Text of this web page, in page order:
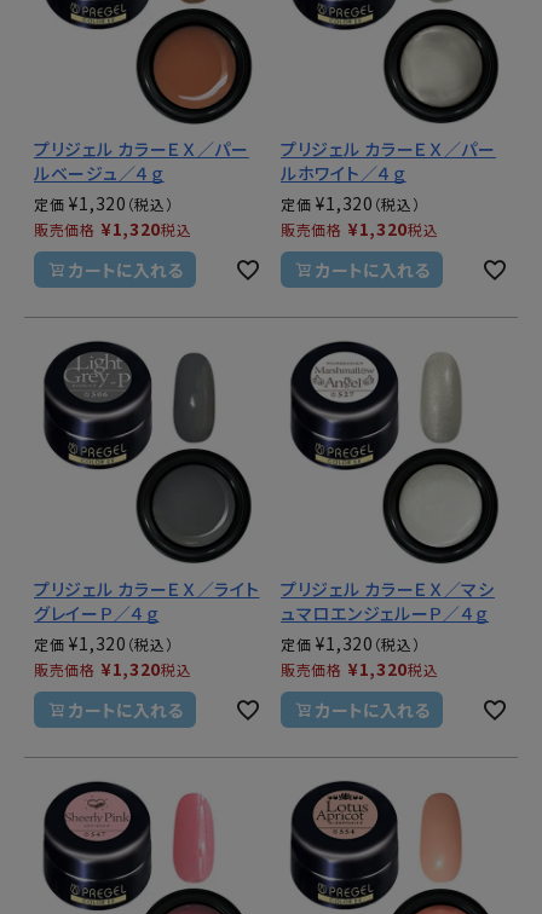
プリジェル カラーＥＸ／パー
ルベージュ／４ｇ
定価 ¥1,320
販売価格 ¥1,320税込
カートに入れる
プリジェル カラーＥＸ／パー
ルホワイト／４ｇ
定価 ¥1,320
販売価格 ¥1,320税込
カートに入れる
プリジェル カラーＥＸ／ライト
グレイーＰ／４ｇ
定価 ¥1,320
販売価格 ¥1,320税込
カートに入れる
プリジェル カラーＥＸ／マシ
ュマロエンジェルーＰ／４ｇ
定価 ¥1,320
販売価格 ¥1,320税込
カートに入れる